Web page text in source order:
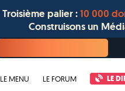
Troisième palier :10 000
Construisons un
LE MENU LE FORUM LE